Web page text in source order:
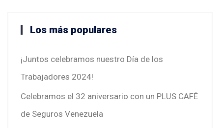
Los más populares
¡Juntos celebramos nuestro Día de los
Trabajadores 2024!
Celebramos el 32 aniversario con un PLUS CAFÉ
de Seguros Venezuela